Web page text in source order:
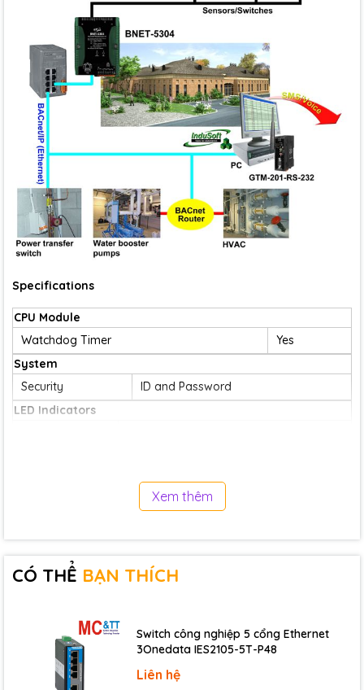
Specifications
CPU Module
Watchdog Timer
Yes
System
Security
ID and Password
LED Indicators
6
+/- 5 V, 0 ~ +5 V
Sampling Rate
4 KHz
Input Impedance
Isolation
Non-isolated
Analog Output
Channels
1
Xem thêm
CÓ THỂ BẠN THÍCH
Switch công nghiệp 5 cổng Ethernet
3Onedata IES2105-5T-P48
Liên hệ